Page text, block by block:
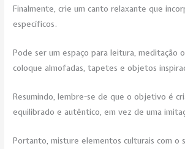
Finalmente, crie um canto relaxante que
específicos.
Pode ser um espaço para leitura, meditação
coloque almofadas, tapetes e objetos
Resumindo, lembre-se de que o objetivo é
equilibrado e autêntico, em vez de uma
Portanto, misture elementos culturais com o